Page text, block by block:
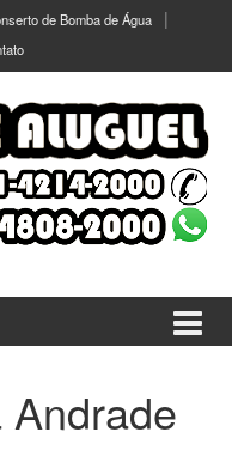
de Bomba de Água